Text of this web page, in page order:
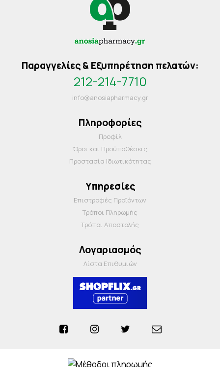
Παραγγελίες & Εξυπηρέτηση πελατών:
212-214-7710
info@anosiapharmacy.gr
Πληροφορίες
Προφίλ
Όροι και Προΰποθέσεις
Προστασία Ιδιωτικότητας
Υπηρεσίες
Επιστροφές Προϊόντων
Τρόποι Πληρωμής
Τρόποι Αποστολής
Λογαριασμός
Λίστα Επιθυμιών